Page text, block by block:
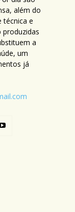
além do
técnica e
produzidas
a
um
já